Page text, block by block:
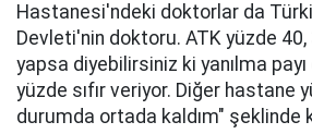
Hastanesi'ndeki doktorlar da
Devleti'nin doktoru. ATK yüzde
yapsa diyebilirsiniz ki yanılma
yüzde sıfır veriyor. Diğer hastane
durumda ortada kaldım" şeklinde